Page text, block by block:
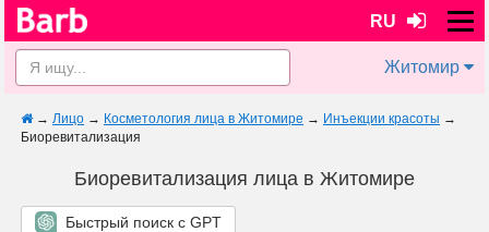
RU
Житомир
→ Лицо → Косметология лица в Житомире → Инъекции красоты →
Биоревитализация
Биоревитализация лица в Житомире
Быстрый поиск с GPT